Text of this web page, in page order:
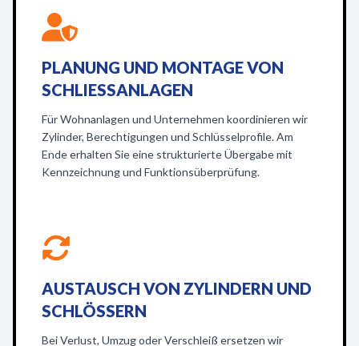
PLANUNG UND MONTAGE VON
SCHLIESSANLAGEN
Für Wohnanlagen und Unternehmen koordinieren wir
Zylinder, Berechtigungen und Schlüsselprofile. Am
Ende erhalten Sie eine strukturierte Übergabe mit
Kennzeichnung und Funktionsüberprüfung.
AUSTAUSCH VON ZYLINDERN UND
SCHLÖSSERN
Bei Verlust, Umzug oder Verschleiß ersetzen wir